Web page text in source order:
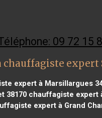
09 72 15
expert
expert à Marsillargues
38170 chauffagiste expert
expert à Grand